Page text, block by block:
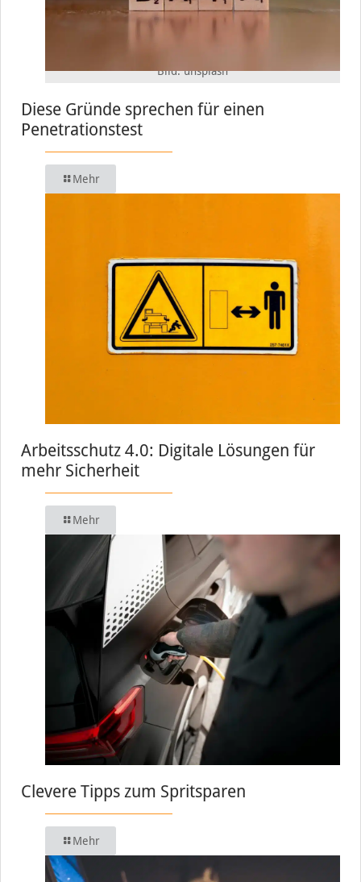
Bild: unsplash
Diese Gründe sprechen für einen
Penetrationstest
Mehr
Arbeitsschutz 4.0: Digitale Lösungen für
mehr Sicherheit
Mehr
Clevere Tipps zum Spritsparen
Mehr